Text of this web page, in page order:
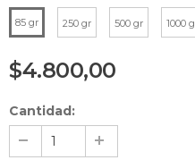
85 gr 250 gr 500 gr 1000
$4.800,00
Cantidad: